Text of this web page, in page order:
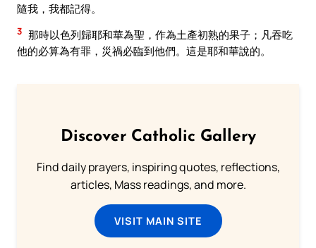
隨我，我都記得。
3 那時以色列歸耶和華為聖，作為土產初熟的果子；凡吞吃
他的必算為有罪，災禍必臨到他們。這是耶和華說的。
Discover Catholic Gallery
Find daily prayers, inspiring quotes, reflections,
articles, Mass readings, and more.
VISIT MAIN SITE